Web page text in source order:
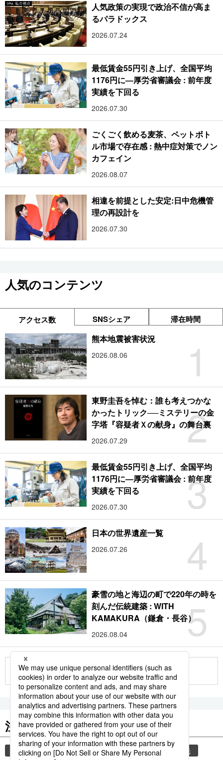
人気政策の実現で政治不信が高ま
るパラドックス
2026.07.24
最低賃金55円引き上げ、全国平均
1176円に―厚労省審議会 : 前年度
実績を下回る
2026.07.30
ごくごく飲める麦茶、ペットボト
ル市場で存在感 : 熱中症対策でノン
カフェイン
2026.08.07
相違を前提とした安定:日中危機管
理の再設計を
2026.07.30
人気のコンテンツ
アクセス数 SNSシェア 滞在時間
1
熊本地震被害状況
2026.08.06
2
東野圭吾を悼む：誰も考えつかな
かったトリック──ミステリーの金
字塔『容疑者Ｘの献身』の舞台裏
2026.07.29
3
最低賃金55円引き上げ、全国平均
1176円に―厚労省審議会 : 前年度
実績を下回る
2026.07.30
4
日本の世界遺産一覧
2026.07.26
5
豪雪の地と海辺の町で220年の時を
刻んだ伝統建築 : WITH
KAMAKURA（鎌倉・長谷）
2026.08.04
もっと見る
注目のキーワード
共同通信ニュース 気象・災害 災害 観光